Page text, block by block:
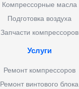
Компрессорные масла
Подготовка воздуха
Запчасти компрессоров
Услуги
Ремонт компрессоров
Ремонт винтового блока